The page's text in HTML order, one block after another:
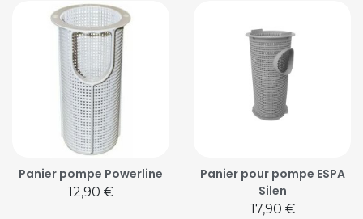
Panier pompe Powerline
Prix
12,90 €
Panier pour pompe ESPA
Silen
Prix
17,90 €